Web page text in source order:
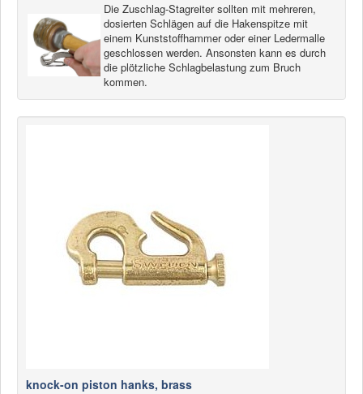
Become a customer
Complaint
News
Dealers
MyLindemann
MyLindemann
Die Zuschlag-Stagreiter sollten mit mehreren,
dosierten Schlägen auf die Hakenspitze mit
einem Kunststoffhammer oder einer Ledermalle
geschlossen werden. Ansonsten kann es durch
die plötzliche Schlagbelastung zum Bruch
kommen.
knock-on piston hanks, brass